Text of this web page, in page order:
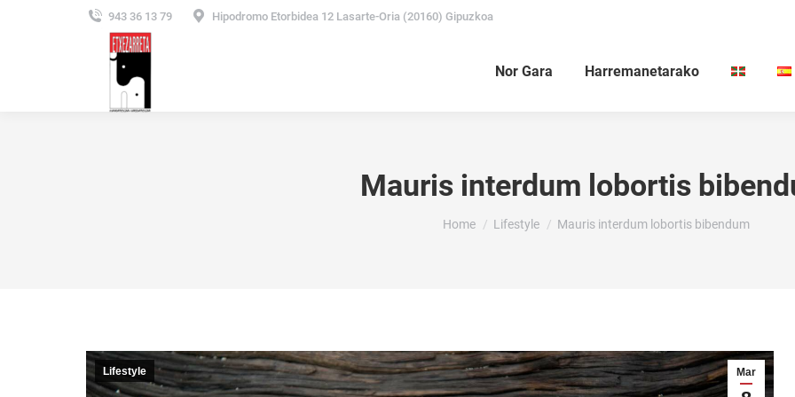
943 36 13 79 Hipodromo Etorbidea 12 Lasarte-Oria (20160) Gipuzkoa
Nor Gara Harremanetarako
Mauris interdum lobortis
You are here:
Home Lifestyle Mauris interdum lobortis bibendum
Mar
Lifestyle